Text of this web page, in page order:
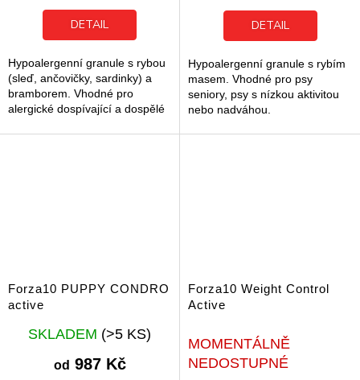
z
DETAIL
Hypoalergenní granule s rybou
(sleď, ančovičky, sardinky) a
bramborem. Vhodné pro
alergické dospívající a dospělé
z
DETAIL
Hypoalergenní granule s rybím
masem. Vhodné pro psy
seniory, psy s nízkou aktivitou
nebo nadváhou.
Forza10 PUPPY CONDRO
active
Průměrné
hodnocení
produktu
je
SKLADEM (>5 KS)
od 987 Kč
Forza10 Weight Control
Active
MOMENTÁLNĚ
NEDOSTUPNÉ